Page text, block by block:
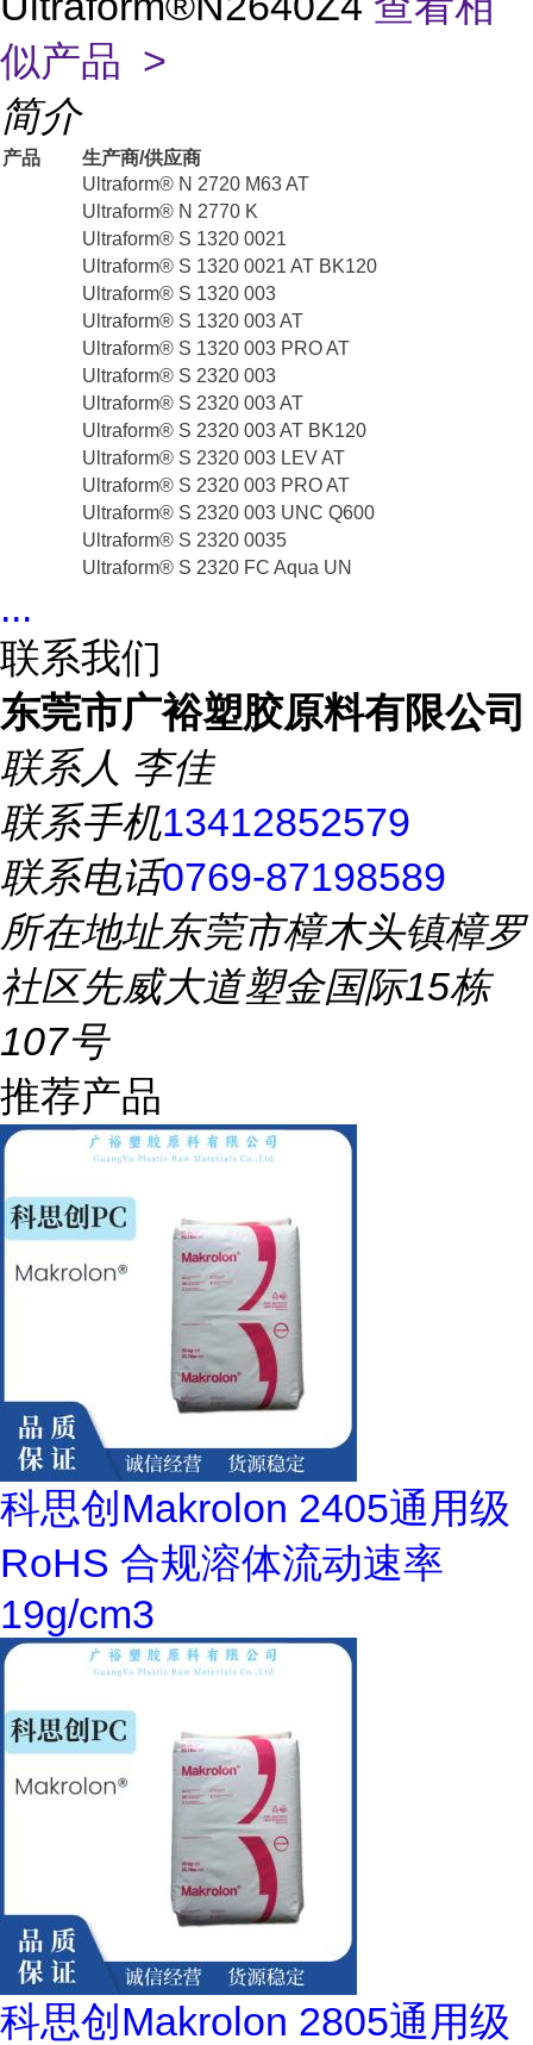
似产品 >
简介
产品
生产商/供应商
Ultraform® N 2720 M63 AT
Ultraform® N 2770 K
Ultraform® S 1320 0021
Ultraform® S 1320 0021 AT BK120
Ultraform® S 1320 003
Ultraform® S 1320 003 AT
Ultraform® S 1320 003 PRO AT
Ultraform® S 2320 003
Ultraform® S 2320 003 AT
Ultraform® S 2320 003 AT BK120
Ultraform® S 2320 003 LEV AT
Ultraform® S 2320 003 PRO AT
Ultraform® S 2320 003 UNC Q600
Ultraform® S 2320 0035
Ultraform® S 2320 FC Aqua UN
...
联系我们
东莞市广裕塑胶原料有限公司
联系人 李佳
联系手机13412852579
联系电话0769-87198589
所在地址东莞市樟木头镇樟罗
社区先威大道塑金国际15栋
107号
推荐产品
科思创Makrolon 2405通用级
RoHS 合规溶体流动速率
19g/cm3
科思创Makrolon 2805通用级